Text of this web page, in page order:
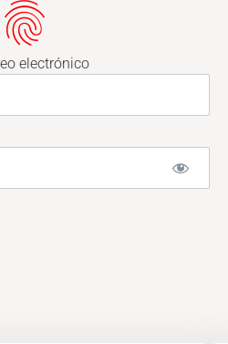
electrónico